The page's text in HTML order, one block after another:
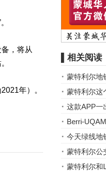
，将从
年）。
▌相关阅读
蒙特利尔地
蒙特利尔这
这款APP一
Berri-
今天绿线地
蒙特利尔公
蒙特利尔和